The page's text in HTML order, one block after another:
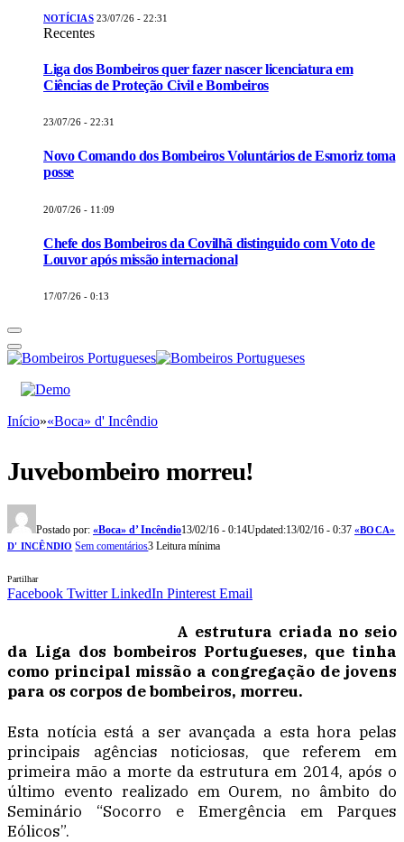
NOTÍCIAS 23/07/26 - 22:31
Recentes
Liga dos Bombeiros quer fazer nascer licenciatura em
Ciências de Proteção Civil e Bombeiros
23/07/26 - 22:31
Novo Comando dos Bombeiros Voluntários de Esmoriz toma
posse
20/07/26 - 11:09
Chefe dos Bombeiros da Covilhã distinguido com Voto de
Louvor após missão internacional
17/07/26 - 0:13
Início»«Boca» d' Incêndio
Juvebombeiro morreu!
Postado por: «Boca» d’ Incêndio13/02/16 - 0:14Updated:13/02/16 - 0:37 «BOCA»
D' INCÊNDIO Sem comentários3 Leitura mínima
Partilhar
Facebook Twitter LinkedIn Pinterest Email
A estrutura criada no seio
da Liga dos bombeiros Portugueses, que tinha
como principal missão a congregação de jovens
para os corpos de bombeiros, morreu.
Esta notícia está a ser avançada a esta hora pelas
principais agências noticiosas, que referem em
primeira mão a morte da estrutura em 2014, após o
último evento realizado em Ourem, no âmbito do
Seminário “Socorro e Emergência em Parques
Eólicos”.